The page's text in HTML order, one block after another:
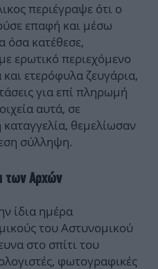
περιέγραψε ότι ο
επαφή και μέσω
κατέθεσε,
ερωτικό περιεχόμενο
ετερόφυλα ζευγάρια,
για επί πληρωμή
αυτά, σε
θεμελίωσαν
σύλληψη.
των Αρχών
ίδια ημέρα
του Αστυνομικού
στο σπίτι του
φωτογραφικές